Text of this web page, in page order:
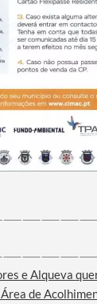
e Alqueva
de